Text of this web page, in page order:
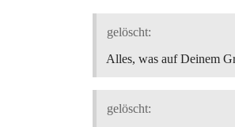
gelöscht:
Alles, was auf Deinem
gelöscht: